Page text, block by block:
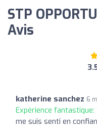
STP
Avis
katherine sanchez 6
Expérience fantastique:
me suis senti en